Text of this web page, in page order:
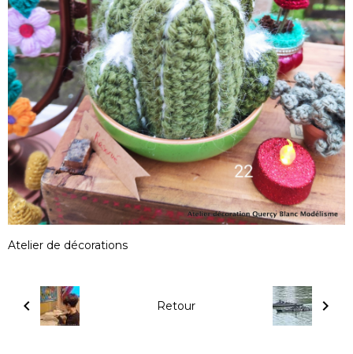
Atelier de décorations
Retour